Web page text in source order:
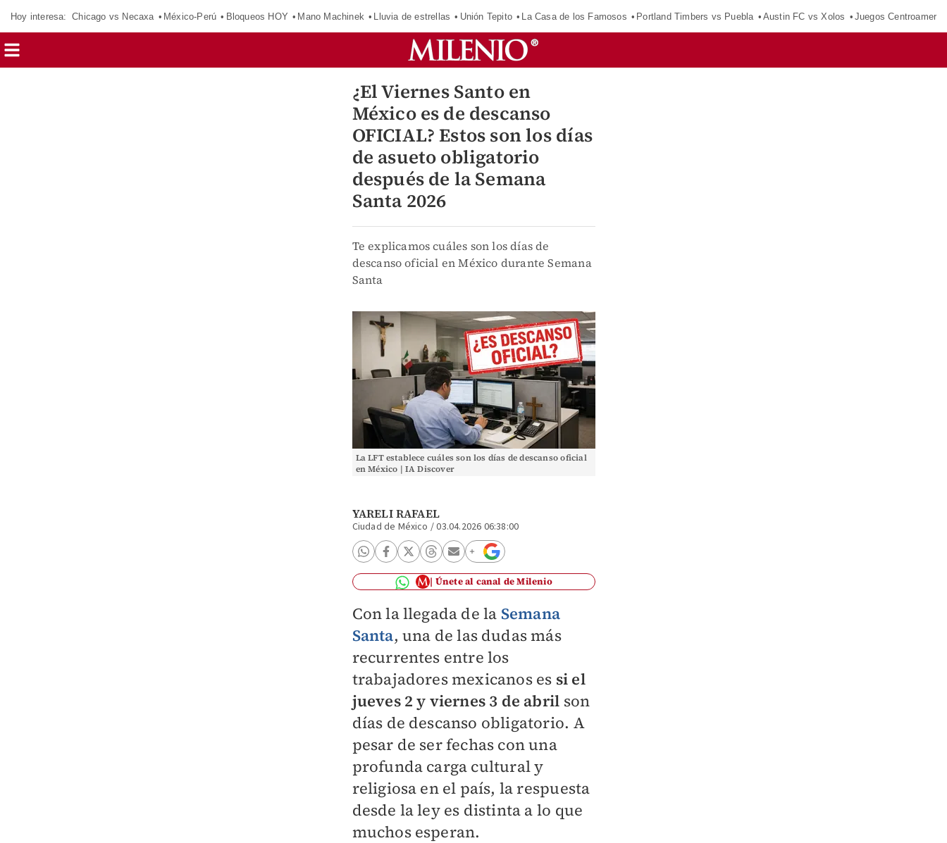
Hoy interesa: Chicago vs Necaxa México-Perú Bloqueos HOY Mano Machinek Lluvia de estrellas Unión Tepito La Casa de los Famosos Portland Timbers vs Puebla Austin FC vs Xolos Juegos
¿El Viernes Santo en
México es de descanso
OFICIAL? Estos son los días
de asueto obligatorio
después de la Semana
Santa 2026
Te explicamos cuáles son los días de
descanso oficial en México durante Semana
Santa
La LFT establece cuáles son los días de descanso oficial
en México | IA Discover
YARELI RAFAEL
Ciudad de México /03.04.2026 06:38:00
Únete al canal de Milenio
Con la llegada de la Semana
Santa, una de las dudas más
recurrentes entre los
trabajadores mexicanos es si el
jueves 2 y viernes 3 de abril son
días de descanso obligatorio. A
pesar de ser fechas con una
profunda carga cultural y
religiosa en el país, la respuesta
desde la ley es distinta a lo que
muchos esperan.